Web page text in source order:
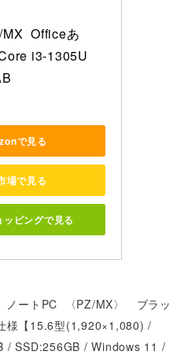
Officeあ
i3-1305U
で見る
場で見る
ピングで見る
ノートPC 〈PZ/MX〉 ブラッ
【15.6型(1,920×1,080) /
/ SSD:256GB / Windows 11 /